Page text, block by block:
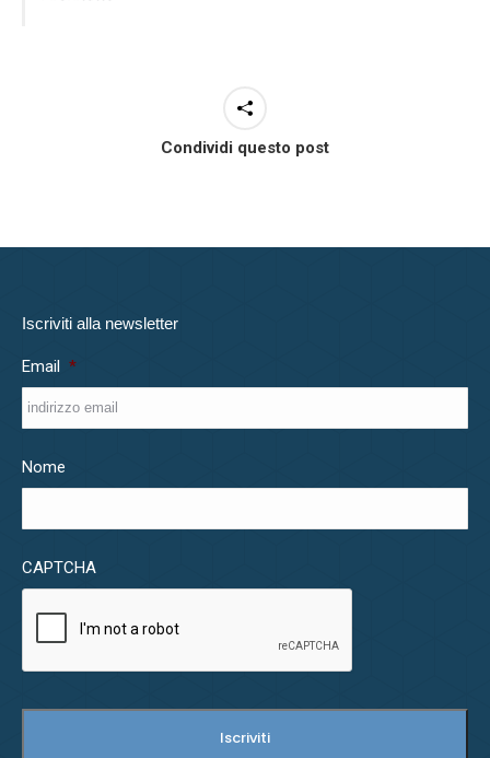
Condividi questo post
Iscriviti alla newsletter
Email *
Nome
CAPTCHA